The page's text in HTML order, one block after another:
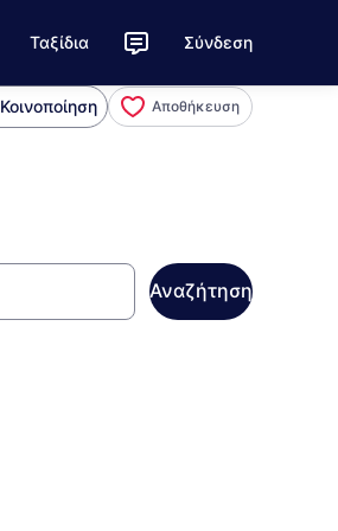
Ταξίδια Σύνδεση
Κοινοποίηση Αποθήκευση
Αναζήτηση